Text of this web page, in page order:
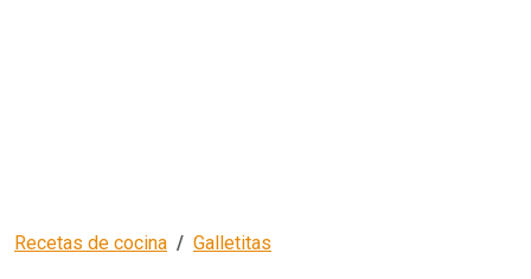
Recetas de cocina Galletitas